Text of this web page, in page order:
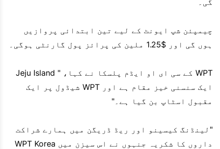
چیمپئن شپ ایونٹ کے لیے تین ابتدائی پروازیں
ہوں گی اور $1.25 ملین کی پرائز پول گارنٹی ہوگی۔
WPT کے سی ای او ایڈم پلسکا نے کہا، " Jeju Island
ایک سنسنی خیز مقام ہے اور WPT شیڈول پر ایک
مقبول اسٹاپ بن گیا ہے۔"
"لینڈنگ کیسینو اور ریڈ ڈریگن میں ہمارے شراکت
داروں کا شکریہ جنہوں نے اس سیزن میں WPT Korea